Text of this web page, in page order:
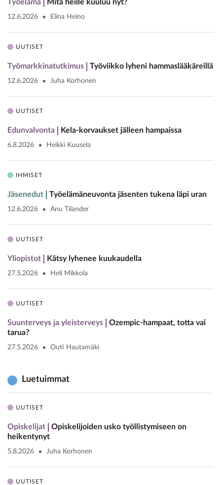
Työelämä Mitä heille kuuluu nyt?
12.6.2026 Elina Heino
UUTISET
Työmarkkinatutkimus Työviikko lyheni hammaslääkäreillä
12.6.2026 Juha Korhonen
UUTISET
Edunvalvonta Kela-korvaukset jälleen hampaissa
6.8.2026 Heikki Kuusela
IHMISET
Jäsenedut Työelämäneuvonta jäsenten tukena läpi uran
12.6.2026 Anu Tilander
UUTISET
Yliopistot Kätsy lyhenee kuukaudella
27.5.2026 Heli Mikkola
UUTISET
Suunterveys ja yleisterveys
Ozempic-hampaat, totta vai
tarua?
27.5.2026 Outi Hautamäki
Luetuimmat
UUTISET
Opiskelijat
Opiskelijoiden usko työllistymiseen on
heikentynyt
5.8.2026 Juha Korhonen
UUTISET